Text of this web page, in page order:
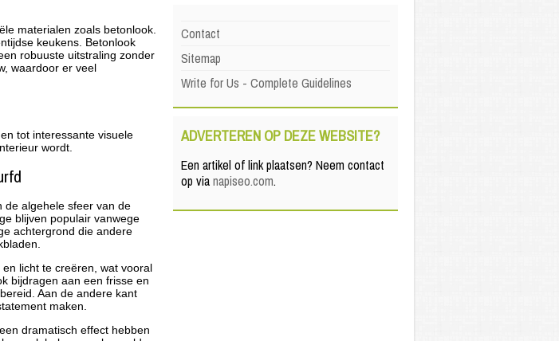
materialen zoals betonlook.
keukens. Betonlook
robuuste uitstraling zonder
waardoor er veel
tot interessante visuele
wordt.
de algehele sfeer van de
blijven populair vanwege
achtergrond die andere
licht te creëren, wat vooral
bijdragen aan een frisse en
Aan de andere kant
maken.
dramatisch effect hebben
Contact
Sitemap
Write for Us - Complete Guidelines
ADVERTEREN OP DEZE WEBSITE?
Een artikel of link plaatsen? Neem contact
op vianapiseo.com.